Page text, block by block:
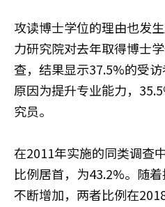
攻读博士学位的理由也发
力研究院对去年取得博士
查，结果显示37.5%的受
原因为提升专业能力，
究员。
在2011年实施的同类调查
比例居首，为43.2%。随
不断增加，两者比例在